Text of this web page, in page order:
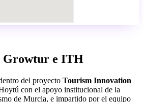
Growtur e ITH
del proyecto Tourism Innovation
con el apoyo institucional de la
de Murcia, e impartido por el equipo